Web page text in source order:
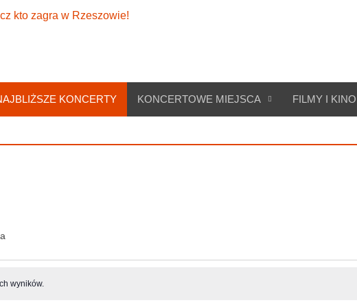
KONCERTY KONCERTOWE MIEJSCA FILMY I KINO
wyników.